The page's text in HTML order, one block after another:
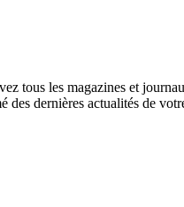
tous les magazines et
des dernières actualités de